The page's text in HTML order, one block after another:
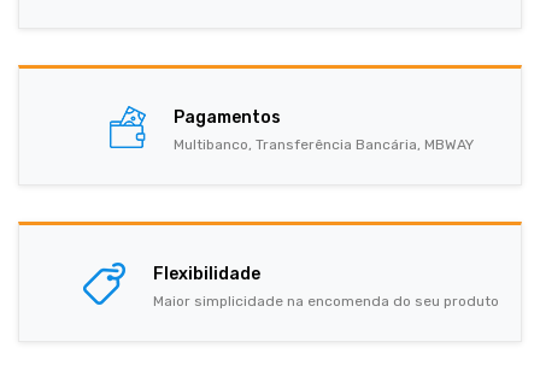
Pagamentos
Multibanco, Transferência Bancária, MBWAY
Flexibilidade
Maior simplicidade na encomenda do seu produto